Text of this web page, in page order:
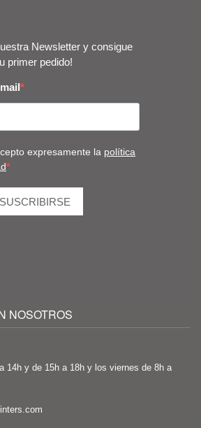
NOSOTROS
14h y de 15h a 18h y los viernes de 8h a